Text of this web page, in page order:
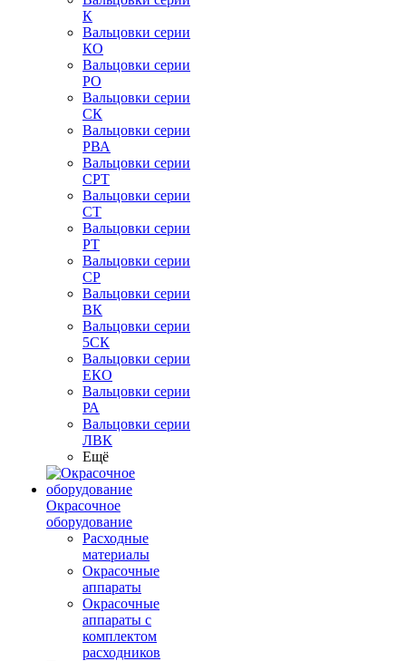
К
Вальцовки серии
КО
Вальцовки серии
РО
Вальцовки серии
СК
Вальцовки серии
РВА
Вальцовки серии
СРТ
Вальцовки серии
СТ
Вальцовки серии
РТ
Вальцовки серии
СР
Вальцовки серии
ВК
Вальцовки серии
5СК
Вальцовки серии
ЕКО
Вальцовки серии
РА
Вальцовки серии
ЛВК
Ещё
Окрасочное
оборудование
Расходные
материалы
Окрасочные
аппараты
Окрасочные
аппараты с
комплектом
расходников